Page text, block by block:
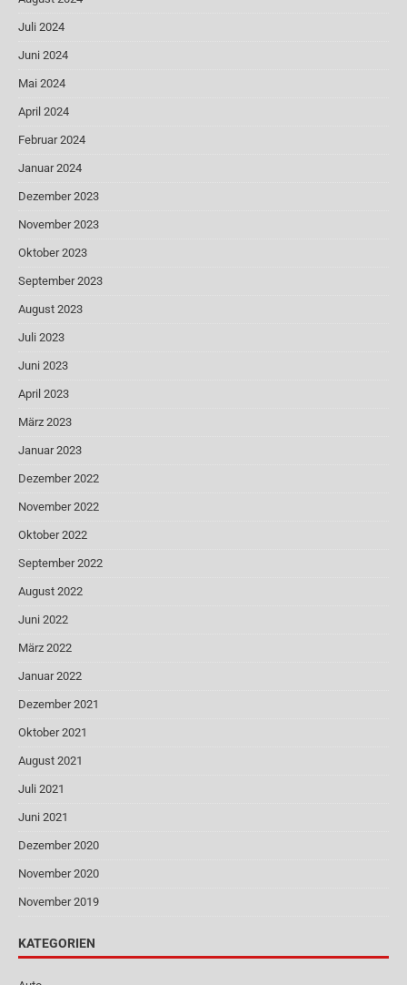
Juli 2024
Juni 2024
Mai 2024
April 2024
Februar 2024
Januar 2024
Dezember 2023
November 2023
Oktober 2023
September 2023
August 2023
Juli 2023
Juni 2023
April 2023
März 2023
Januar 2023
Dezember 2022
November 2022
Oktober 2022
September 2022
August 2022
Juni 2022
März 2022
Januar 2022
Dezember 2021
Oktober 2021
August 2021
Juli 2021
Juni 2021
Dezember 2020
November 2020
November 2019
KATEGORIEN